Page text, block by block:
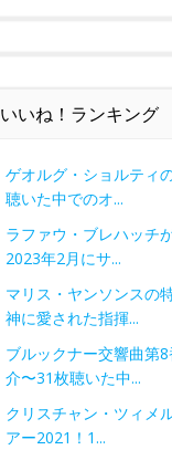
いいね！ランキング
ゲオルグ・ショルテ
聴いた中でのオ...
ラファウ・ブレハッチ
2023年2月にサ...
マリス・ヤンソンスの
神に愛された指揮...
ブルックナー交響曲第
介〜31枚聴いた中...
クリスチャン・ツィメ
アー2021！1...